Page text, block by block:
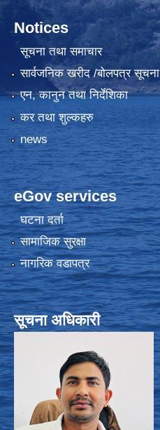
Notices
सूचना तथा समाचार
सार्वजनिक खरीद /बोलपत्र सूचना
एन, कानुन तथा निर्देशिका
कर तथा शुल्कहरु
news
eGov services
घटना दर्ता
सामाजिक सुरक्षा
नागरिक वडापत्र
सूचना अधिकारी